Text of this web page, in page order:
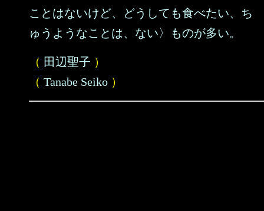
ことはないけど、どうしても食べたい、ち
ゅうようなことは、ない〉ものが多い。
（ 田辺聖子 ）
（ Tanabe Seiko ）